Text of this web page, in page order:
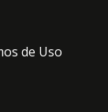
de Uso